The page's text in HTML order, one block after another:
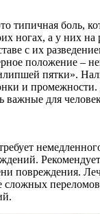
боль,
ногах, а у них
с их
положение –
пятки».
и
для
повреждения.
сложных